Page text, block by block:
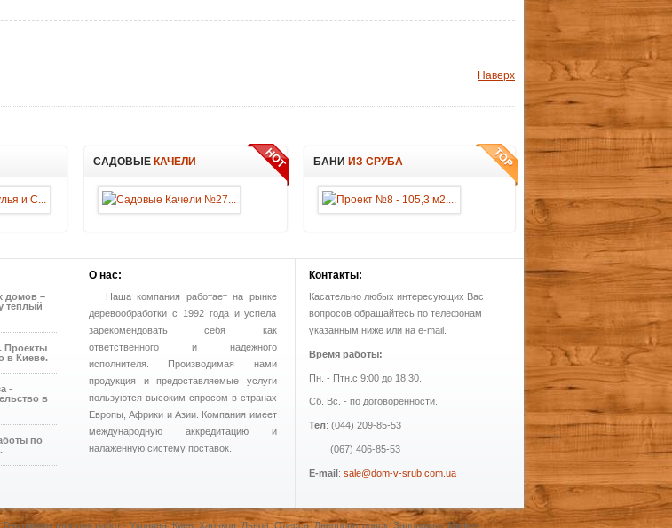
Наверх
САДОВЫЕ КАЧЕЛИ БАНИ ИЗ СРУБА
домов –
теплый
Проекты
в Киеве.
-
в
по
О нас:
Наша компания работает на рынке
деревообработки с 1992 года и успела
зарекомендовать себя как
ответственного и надежного
исполнителя. Производимая нами
продукция и предоставляемые услуги
пользуются высоким спросом в странах
Европы, Африки и Азии. Компания имеет
международную аккредитацию и
налаженную систему поставок.
Контакты:
Касательно любых интересующих Вас
вопросов обращайтесь по телефонам
указанным ниже или на e-mail.
Время работы:
Пн. - Птн.с 9:00 до 18:30.
Сб. Вс. - по договоренности.
Тел: (044) 209-85-53
(067) 406-85-53
E-mail: sale@dom-v-srub.com.ua
текущих работ - Украина: Киев, Харьков, Львов, Одесса, Днепропетровск, Запорожье, Ивано-